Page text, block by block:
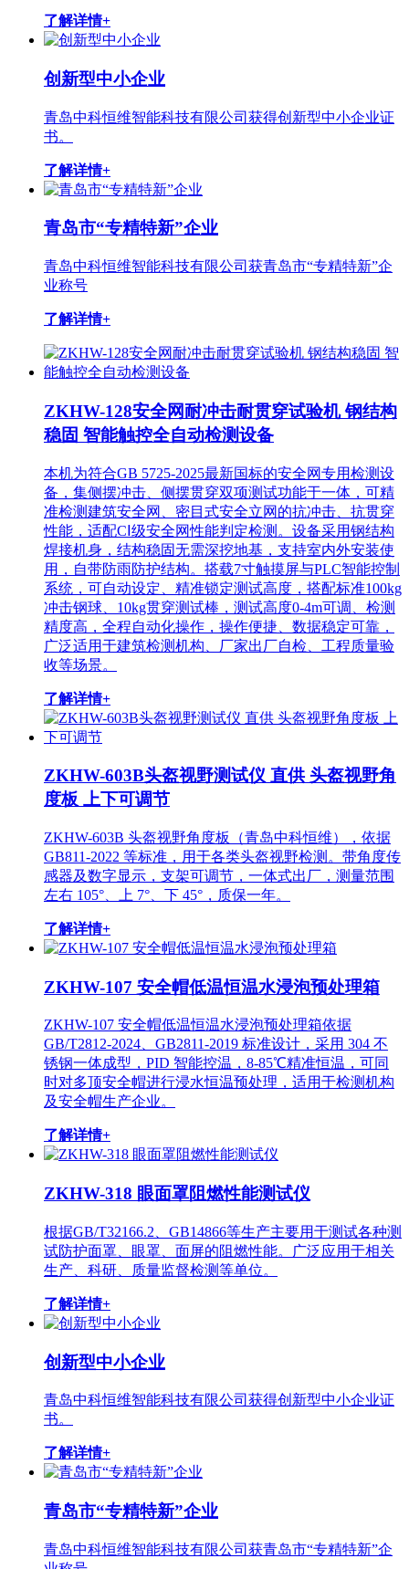
了解详情+
创新型中小企业
青岛中科恒维智能科技有限公司获得创新型中小企业证
书。
了解详情+
青岛市“专精特新”企业
青岛中科恒维智能科技有限公司获青岛市“专精特新”企
业称号
了解详情+
ZKHW-128安全网耐冲击耐贯穿试验机 钢结构
稳固 智能触控全自动检测设备
本机为符合GB 5725-2025最新国标的安全网专用检测设
备，集侧摆冲击、侧摆贯穿双项测试功能于一体，可精
准检测建筑安全网、密目式安全立网的抗冲击、抗贯穿
性能，适配CⅠ级安全网性能判定检测。设备采用钢结构
焊接机身，结构稳固无需深挖地基，支持室内外安装使
用，自带防雨防护结构。搭载7寸触摸屏与PLC智能控制
系统，可自动设定、精准锁定测试高度，搭配标准100kg
冲击钢球、10kg贯穿测试棒，测试高度0-4m可调、检测
精度高，全程自动化操作，操作便捷、数据稳定可靠，
广泛适用于建筑检测机构、厂家出厂自检、工程质量验
收等场景。
了解详情+
ZKHW-603B头盔视野测试仪 直供 头盔视野角
度板 上下可调节
ZKHW-603B 头盔视野角度板（青岛中科恒维），依据
GB811-2022 等标准，用于各类头盔视野检测。带角度传
感器及数字显示，支架可调节，一体式出厂，测量范围
左右 105°、上 7°、下 45°，质保一年。
了解详情+
ZKHW-107 安全帽低温恒温水浸泡预处理箱
ZKHW-107 安全帽低温恒温水浸泡预处理箱依据
GB/T2812-2024、GB2811-2019 标准设计，采用 304 不
锈钢一体成型，PID 智能控温，8-85℃精准恒温，可同
时对多顶安全帽进行浸水恒温预处理，适用于检测机构
及安全帽生产企业。
了解详情+
ZKHW-318 眼面罩阻燃性能测试仪
根据GB/T32166.2、GB14866等生产主要用于测试各种测
试防护面罩、眼罩、面屏的阻燃性能。广泛应用于相关
生产、科研、质量监督检测等单位。
了解详情+
创新型中小企业
青岛中科恒维智能科技有限公司获得创新型中小企业证
书。
了解详情+
青岛市“专精特新”企业
青岛中科恒维智能科技有限公司获青岛市“专精特新”企